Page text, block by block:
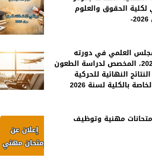
لكلية الحقوق والعلوم
العلمي في دورته
الاستثنائية 2026/03، المخصص لدراسة الطعون
النهائية للحركية
بالكلية لسنة 2026
مهنية وتوظيف